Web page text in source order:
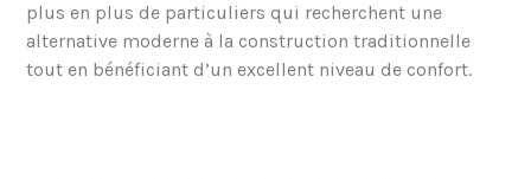
plus en plus de particuliers qui recherchent une
alternative moderne à la construction traditionnelle
tout en bénéficiant d’un excellent niveau de confort.